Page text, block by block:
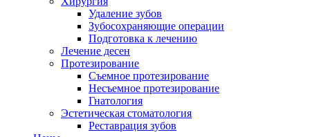
Удаление зубов
Зубосохраняющие операции
Подготовка к лечению
Лечение десен
Протезирование
Съемное протезирование
Несъемное протезирование
Гнатология
Эстетическая стоматология
Реставрация зубов